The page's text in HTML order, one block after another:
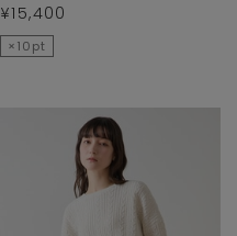
¥15,400
×10pt